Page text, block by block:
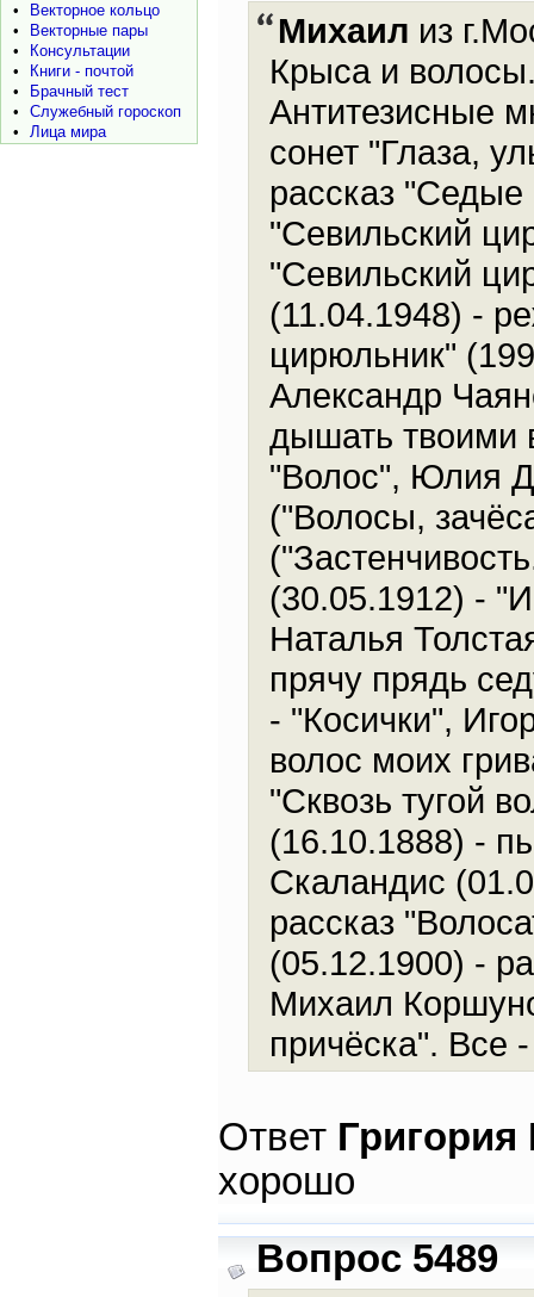
•
Векторное кольцо
•
Векторные пары
•
Консультации
•
Книги - почтой
•
Брачный тест
•
Служебный гороскоп
•
Лица мира
Михаил из
Крыса и
Антитезисные
сонет "Глаза,
рассказ
"Севильский
"Севильский
(11.04.1948) -
цирюльник"
Александр
дышать твоими
"Волос", Юлия
("Волосы,
(30.05.1912) -
Наталья
прячу прядь
- "Косички",
волос моих
"Сквозь тугой
(16.10.1888) -
Скаландис
рассказ
(05.12.1900) -
Михаил
причёска". Все
Ответ
хорошо
Вопрос 5489